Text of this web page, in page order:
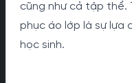
cũng như cả tập thể.
phục áo lớp là sự lựa
học sinh.